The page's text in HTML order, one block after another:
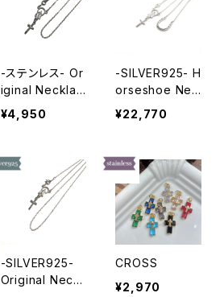
-ステンレス- Or
iginal Necklac
e SILVER
¥4,950
-SILVER925- H
orseshoe Nec
klace
¥22,770
-SILVER925-
Original Neckl
CROSS
¥2,970